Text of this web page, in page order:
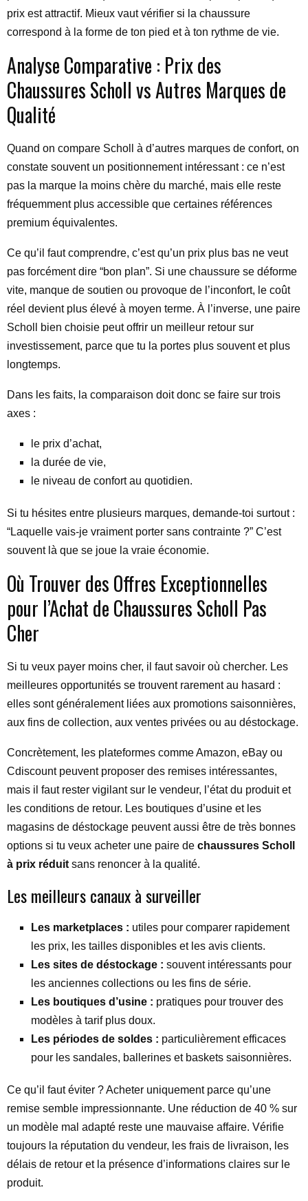
prix est attractif. Mieux vaut vérifier si la chaussure
correspond à la forme de ton pied et à ton rythme de vie.
Analyse Comparative : Prix des
Chaussures Scholl vs Autres Marques de
Qualité
Quand on compare Scholl à d’autres marques de confort, on
constate souvent un positionnement intéressant : ce n’est
pas la marque la moins chère du marché, mais elle reste
fréquemment plus accessible que certaines références
premium équivalentes.
Ce qu’il faut comprendre, c’est qu’un prix plus bas ne veut
pas forcément dire “bon plan”. Si une chaussure se déforme
vite, manque de soutien ou provoque de l’inconfort, le coût
réel devient plus élevé à moyen terme. À l’inverse, une paire
Scholl bien choisie peut offrir un meilleur retour sur
investissement, parce que tu la portes plus souvent et plus
longtemps.
Dans les faits, la comparaison doit donc se faire sur trois
axes :
le prix d’achat,
la durée de vie,
le niveau de confort au quotidien.
Si tu hésites entre plusieurs marques, demande-toi surtout :
“Laquelle vais-je vraiment porter sans contrainte ?” C’est
souvent là que se joue la vraie économie.
Où Trouver des Offres Exceptionnelles
pour l’Achat de Chaussures Scholl Pas
Cher
Si tu veux payer moins cher, il faut savoir où chercher. Les
meilleures opportunités se trouvent rarement au hasard :
elles sont généralement liées aux promotions saisonnières,
aux fins de collection, aux ventes privées ou au déstockage.
Concrètement, les plateformes comme Amazon, eBay ou
Cdiscount peuvent proposer des remises intéressantes,
mais il faut rester vigilant sur le vendeur, l’état du produit et
les conditions de retour. Les boutiques d’usine et les
magasins de déstockage peuvent aussi être de très bonnes
options si tu veux acheter une paire de chaussures Scholl
à prix réduit sans renoncer à la qualité.
Les meilleurs canaux à surveiller
Les marketplaces : utiles pour comparer rapidement
les prix, les tailles disponibles et les avis clients.
Les sites de déstockage : souvent intéressants pour
les anciennes collections ou les fins de série.
Les boutiques d’usine : pratiques pour trouver des
modèles à tarif plus doux.
Les périodes de soldes : particulièrement efficaces
pour les sandales, ballerines et baskets saisonnières.
Ce qu’il faut éviter ? Acheter uniquement parce qu’une
remise semble impressionnante. Une réduction de 40 % sur
un modèle mal adapté reste une mauvaise affaire. Vérifie
toujours la réputation du vendeur, les frais de livraison, les
délais de retour et la présence d’informations claires sur le
produit.